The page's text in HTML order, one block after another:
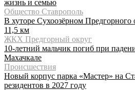
жизнь и семью
Общество Ставрополь
В хуторе Сухоозёрном Предгорного
11,5 км
ЖКХ Предгорный округ
10-летний мальчик погиб при
Махачкале
Происшествия
Новый корпус парка «Мастер» на
резидентов в 2027 году